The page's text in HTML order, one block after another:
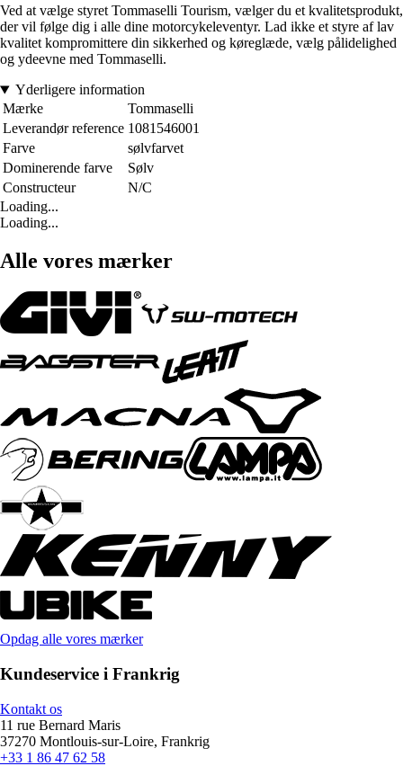
Ved at vælge styret Tommaselli Tourism, vælger du et kvalitetsprodukt,
der vil følge dig i alle dine motorcykeleventyr. Lad ikke et styre af lav
kvalitet kompromittere din sikkerhed og køreglæde, vælg pålidelighed
og ydeevne med Tommaselli.
Yderligere information
Mærke
Tommaselli
Leverandør reference 1081546001
Farve
sølvfarvet
Dominerende farve
Sølv
Constructeur
N/C
Loading...
Loading...
Alle vores mærker
Opdag alle vores mærker
Kundeservice i Frankrig
Kontakt os
11 rue Bernard Maris
37270 Montlouis-sur-Loire, Frankrig
+33 1 86 47 62 58